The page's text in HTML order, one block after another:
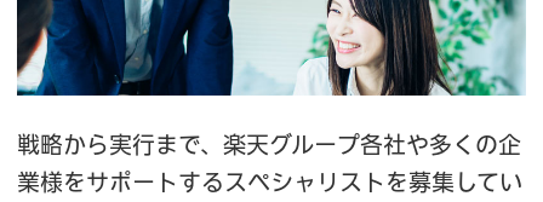
戦略から実行まで、楽天グループ各社や多くの企
業様をサポートするスペシャリストを募集してい